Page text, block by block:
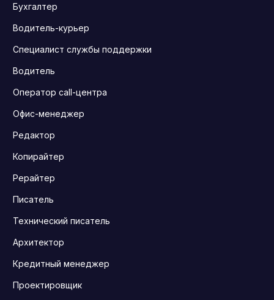
Бухгалтер
Водитель-курьер
Специалист службы поддержки
Водитель
Оператор call-центра
Офис-менеджер
Редактор
Копирайтер
Рерайтер
Писатель
Технический писатель
Архитектор
Кредитный менеджер
Проектировщик